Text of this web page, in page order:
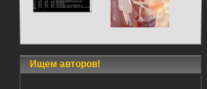
Ищем авторов!